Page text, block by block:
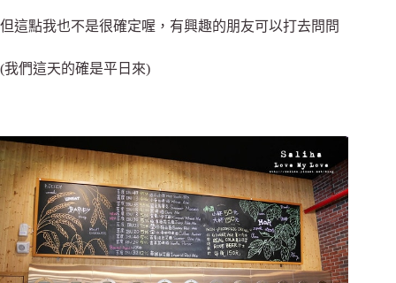
但這點我也不是很確定喔，有興趣的朋友可以打去問問
(我們這天的確是平日來)